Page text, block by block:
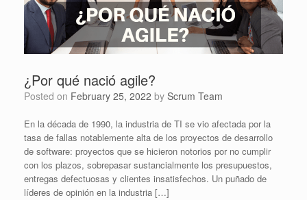
¿Por qué nació agile?
Posted on February 25, 2022 by Scrum Team
En la década de 1990, la industria de TI se vio afectada por la
tasa de fallas notablemente alta de los proyectos de desarrollo
de software: proyectos que se hicieron notorios por no cumplir
con los plazos, sobrepasar sustancialmente los presupuestos,
entregas defectuosas y clientes insatisfechos. Un puñado de
líderes de opinión en la industria […]